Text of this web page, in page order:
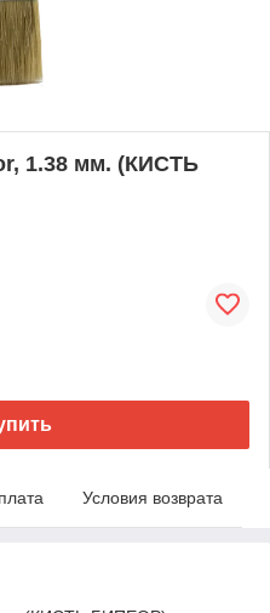
1.38 мм. (КИСТЬ
Условия возврата